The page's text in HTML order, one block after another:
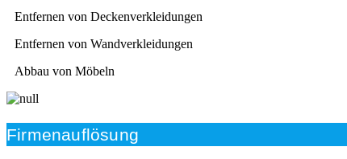
Entfernen von Deckenverkleidungen
Entfernen von Wandverkleidungen
Abbau von Möbeln
Firmenauflösung